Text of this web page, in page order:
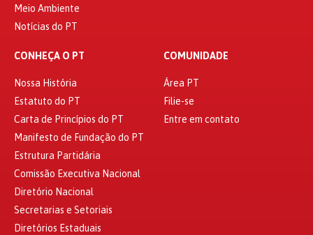
Meio Ambiente
Notícias do PT
CONHEÇA O PT
Nossa História
Estatuto do PT
Carta de Princípios do PT
Manifesto de Fundação do PT
Estrutura Partidária
Comissão Executiva Nacional
Diretório Nacional
Secretarias e Setoriais
Diretórios Estaduais
COMUNIDADE
Área PT
Filie-se
Entre em contato